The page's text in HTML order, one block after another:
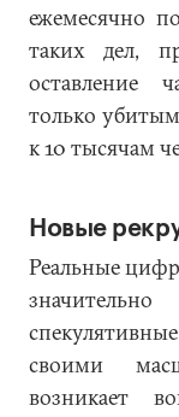
ежемесячно
таких дел,
оставление
только
к 10 тысячам
Новые
Реальные
своими
возникает